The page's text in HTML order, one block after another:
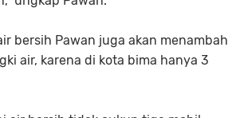
bersih Pawan juga akan menambah
air, karena di kota bima hanya 3